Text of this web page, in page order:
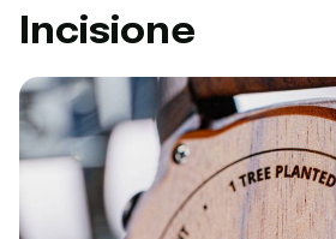
Incisione